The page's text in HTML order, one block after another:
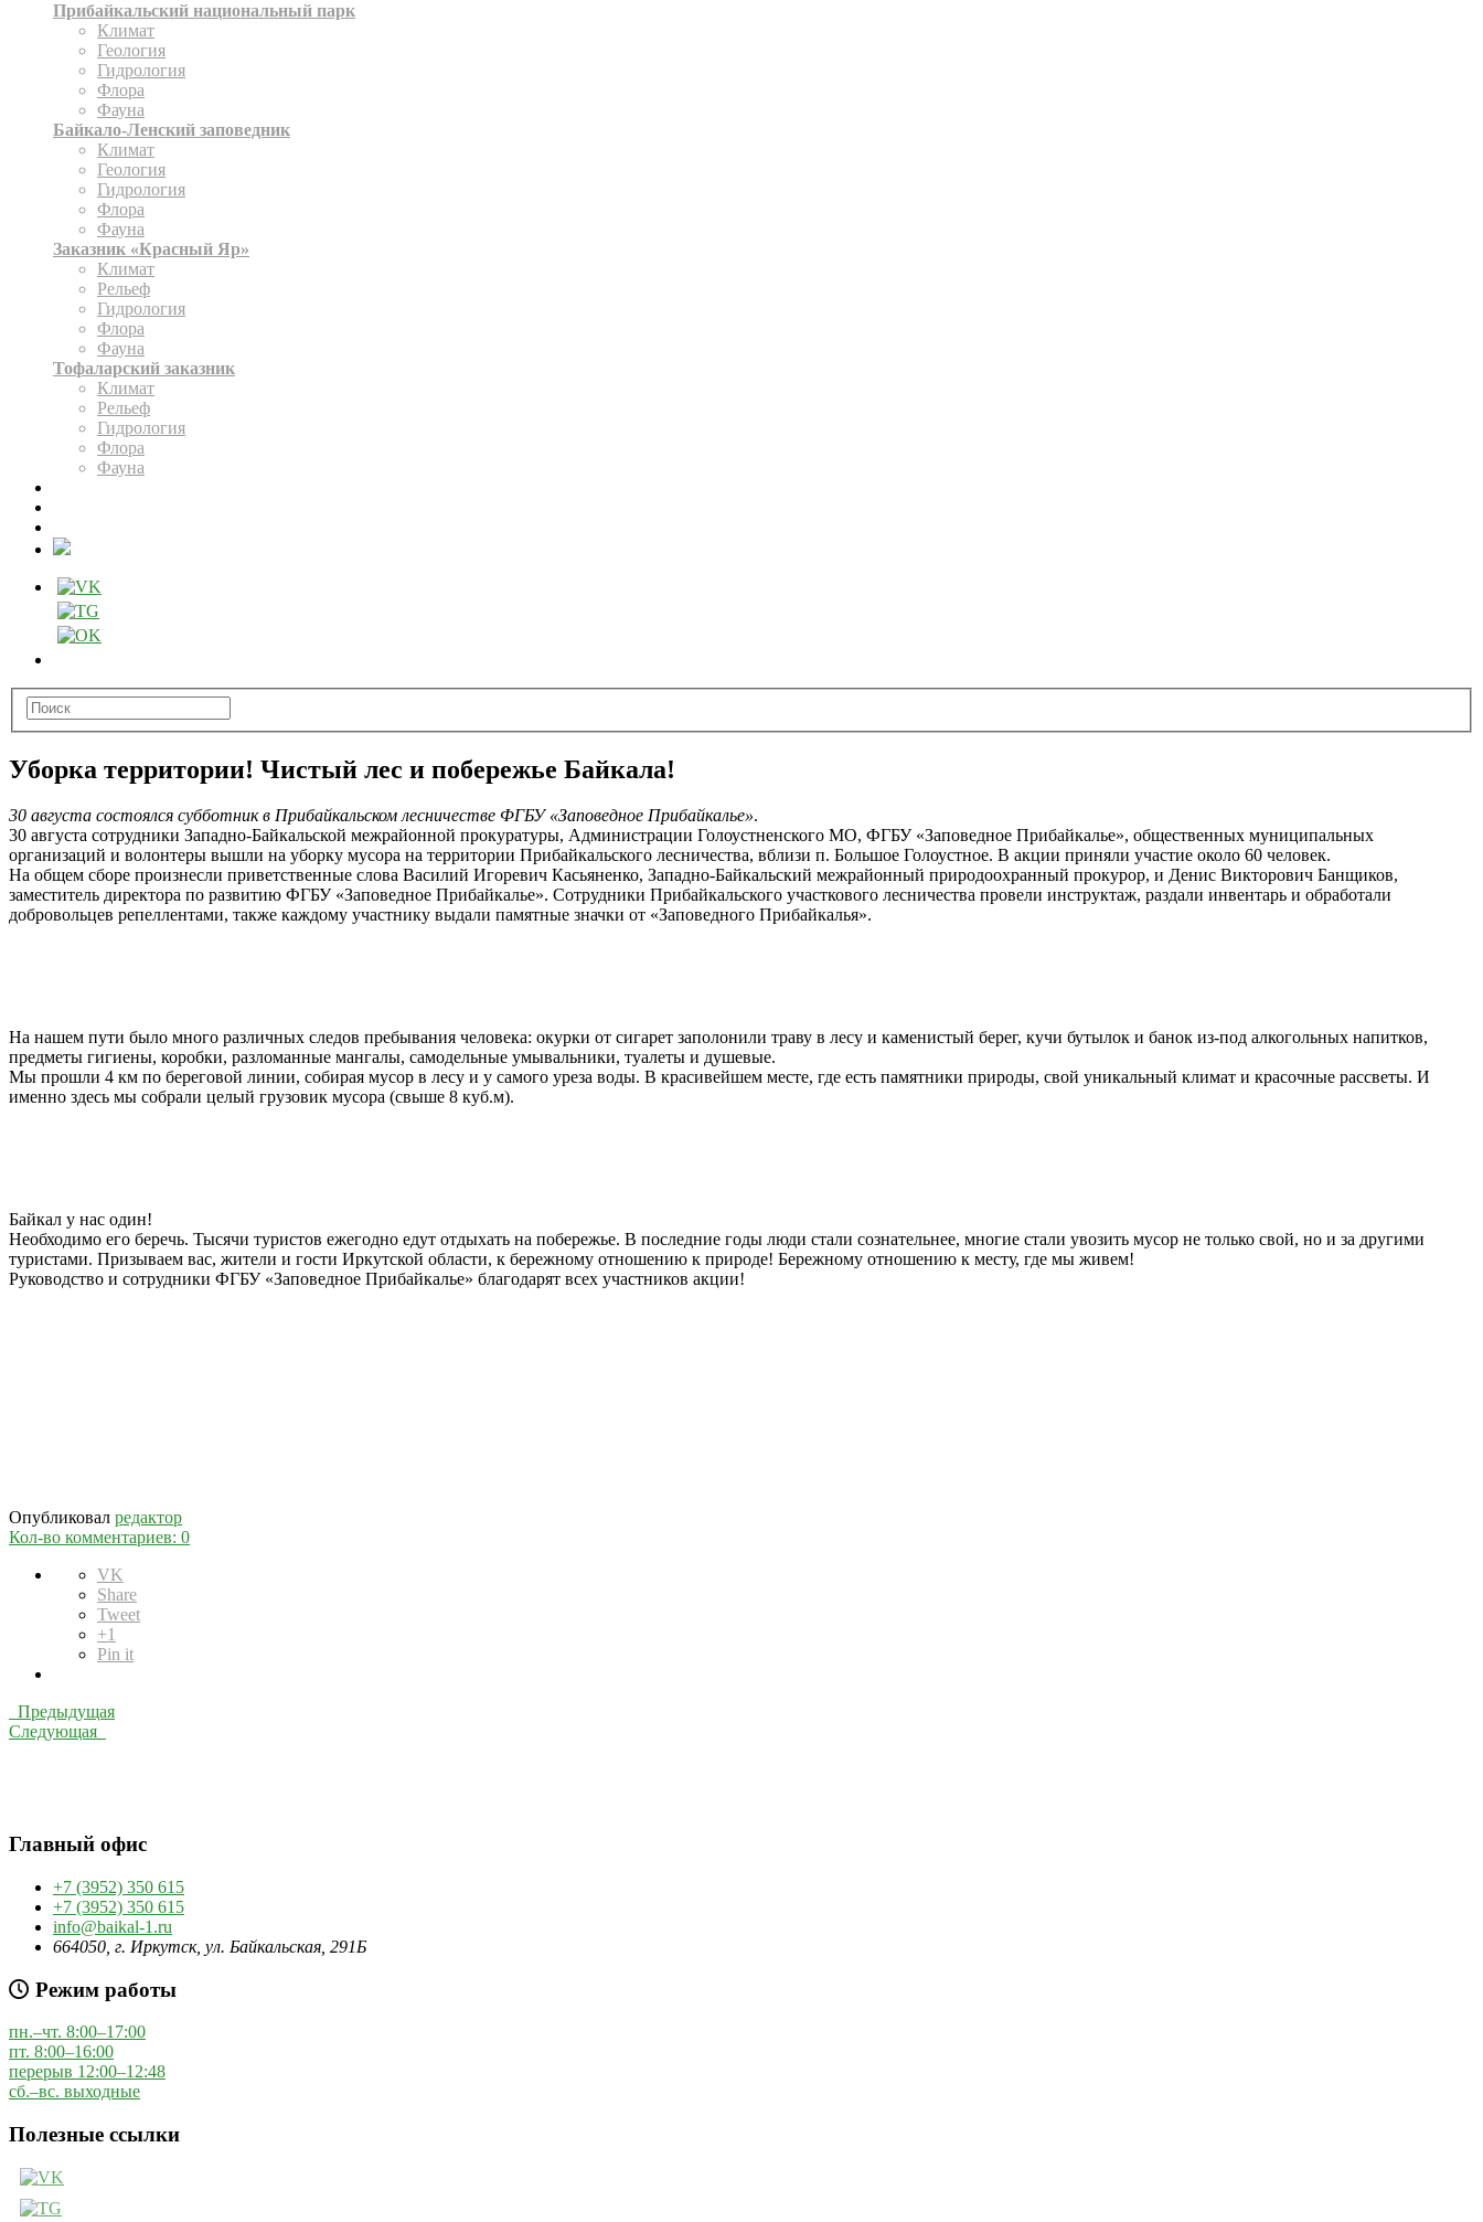
Прибайкальский национальный парк
Климат
Геология
Гидрология
Флора
Фауна
Байкало-Ленский заповедник
Климат
Геология
Гидрология
Флора
Фауна
Заказник «Красный Яр»
Климат
Рельеф
Гидрология
Флора
Фауна
Тофаларский заказник
Климат
Рельеф
Гидрология
Флора
Фауна
Уборка территории! Чистый лес и побережье Байкала!
30 августа состоялся субботник в Прибайкальском лесничестве ФГБУ «Заповедное Прибайкалье».
30 августа сотрудники Западно-Байкальской межрайонной прокуратуры, Администрации Голоустненского МО, ФГБУ «Заповедное Прибайкалье», общественных муниципальных
организаций и волонтеры вышли на уборку мусора на территории Прибайкальского лесничества, вблизи п. Большое Голоустное. В акции приняли участие около 60 человек.
На общем сборе произнесли приветственные слова Василий Игоревич Касьяненко, Западно-Байкальский межрайонный природоохранный прокурор, и Денис Викторович Банщиков,
заместитель директора по развитию ФГБУ «Заповедное Прибайкалье». Сотрудники Прибайкальского участкового лесничества провели инструктаж, раздали инвентарь и обработали
добровольцев репеллентами, также каждому участнику выдали памятные значки от «Заповедного Прибайкалья».
На нашем пути было много различных следов пребывания человека: окурки от сигарет заполонили траву в лесу и каменистый берег, кучи бутылок и банок из-под алкогольных напитков,
предметы гигиены, коробки, разломанные мангалы, самодельные умывальники, туалеты и душевые.
Мы прошли 4 км по береговой линии, собирая мусор в лесу и у самого уреза воды. В красивейшем месте, где есть памятники природы, свой уникальный климат и красочные рассветы. И
именно здесь мы собрали целый грузовик мусора (свыше 8 куб.м).
Байкал у нас один!
Необходимо его беречь. Тысячи туристов ежегодно едут отдыхать на побережье. В последние годы люди стали сознательнее, многие стали увозить мусор не только свой, но и за другими
туристами. Призываем вас, жители и гости Иркутской области, к бережному отношению к природе! Бережному отношению к месту, где мы живем!
Руководство и сотрудники ФГБУ «Заповедное Прибайкалье» благодарят всех участников акции!
Опубликовал редактор
Кол-во комментариев: 0
VK
Share
Tweet
+1
Pin it
Предыдущая
Следующая
Главный офис
+7 (3952) 350 615
+7 (3952) 350 615
info@baikal-1.ru
664050, г. Иркутск, ул. Байкальская, 291Б
Режим работы
пн.–чт. 8:00–17:00
пт. 8:00–16:00
перерыв 12:00–12:48
сб.–вс. выходные
Полезные ссылки